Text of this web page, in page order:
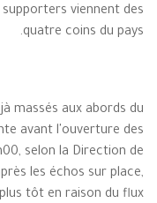
viennent des
quatre coins du pays.
massés aux abords du
avant l'ouverture des
selon la Direction de
les échos sur place,
tôt en raison du flux